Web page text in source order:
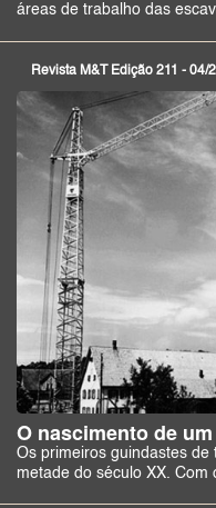
áreas de trabalho das
Revista M&T Edição 211 - 04/
O nascimento de
Os primeiros guindastes
metade do século XX. Com